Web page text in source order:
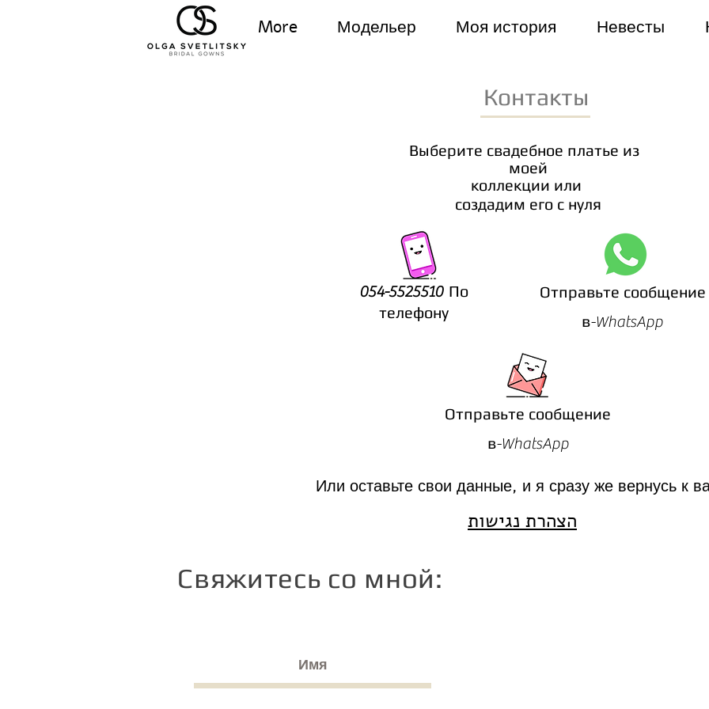
Невесты
Моя история
Модельер
More
Контакты
Выберите свадебное платье из
моей
коллекции или
создадим его с нуля
054-5525510 По
телефону
Отправьте сообщение
в-WhatsApp
Отправьте сообщение
в-WhatsApp
הצהרת נגישות
:Свяжитесь со мной